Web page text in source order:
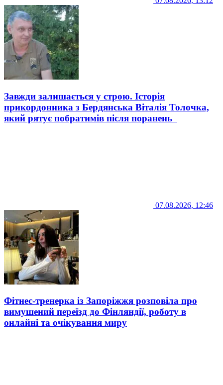
Завжди залишається у строю. Історія
прикордонника з Бердянська Віталія Толочка,
який рятує побратимів після поранень
07.08.2026, 12:46
Фітнес-тренерка із Запоріжжя розповіла про
вимушений переїзд до Фінляндії, роботу в
онлайні та очікування миру